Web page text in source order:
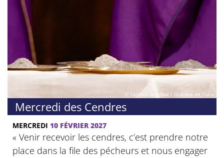
© Yannick Boschat / Diocèse de Paris
Mercredi des Cendres
MERCREDI 10 FÉVRIER 2027
« Venir recevoir les cendres, c’est prendre notre
place dans la file des pécheurs et nous engager